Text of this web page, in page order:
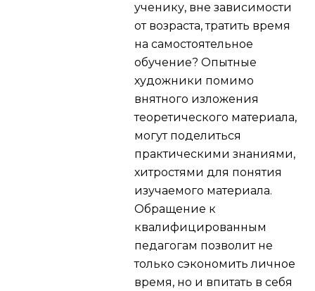
ученику, вне зависимости
от возраста, тратить время
на самостоятельное
обучение? Опытные
художники помимо
внятного изложения
теоретического материала,
могут поделиться
практическими знаниями,
хитростями для понятия
изучаемого материала.
Обращение к
квалифицированным
педагогам позволит не
только сэкономить личное
время, но и впитать в себя